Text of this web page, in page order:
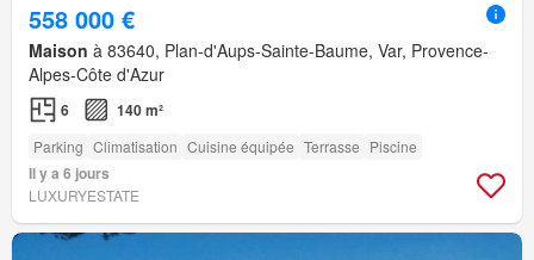
558 000 €
Maison à 83640, Plan-d'Aups-Sainte-Baume, Var, Provence-
Alpes-Côte d'Azur
6 140 m²
Parking Climatisation Cuisine équipée Terrasse Piscine
Il y a 6 jours
LUXURYESTATE